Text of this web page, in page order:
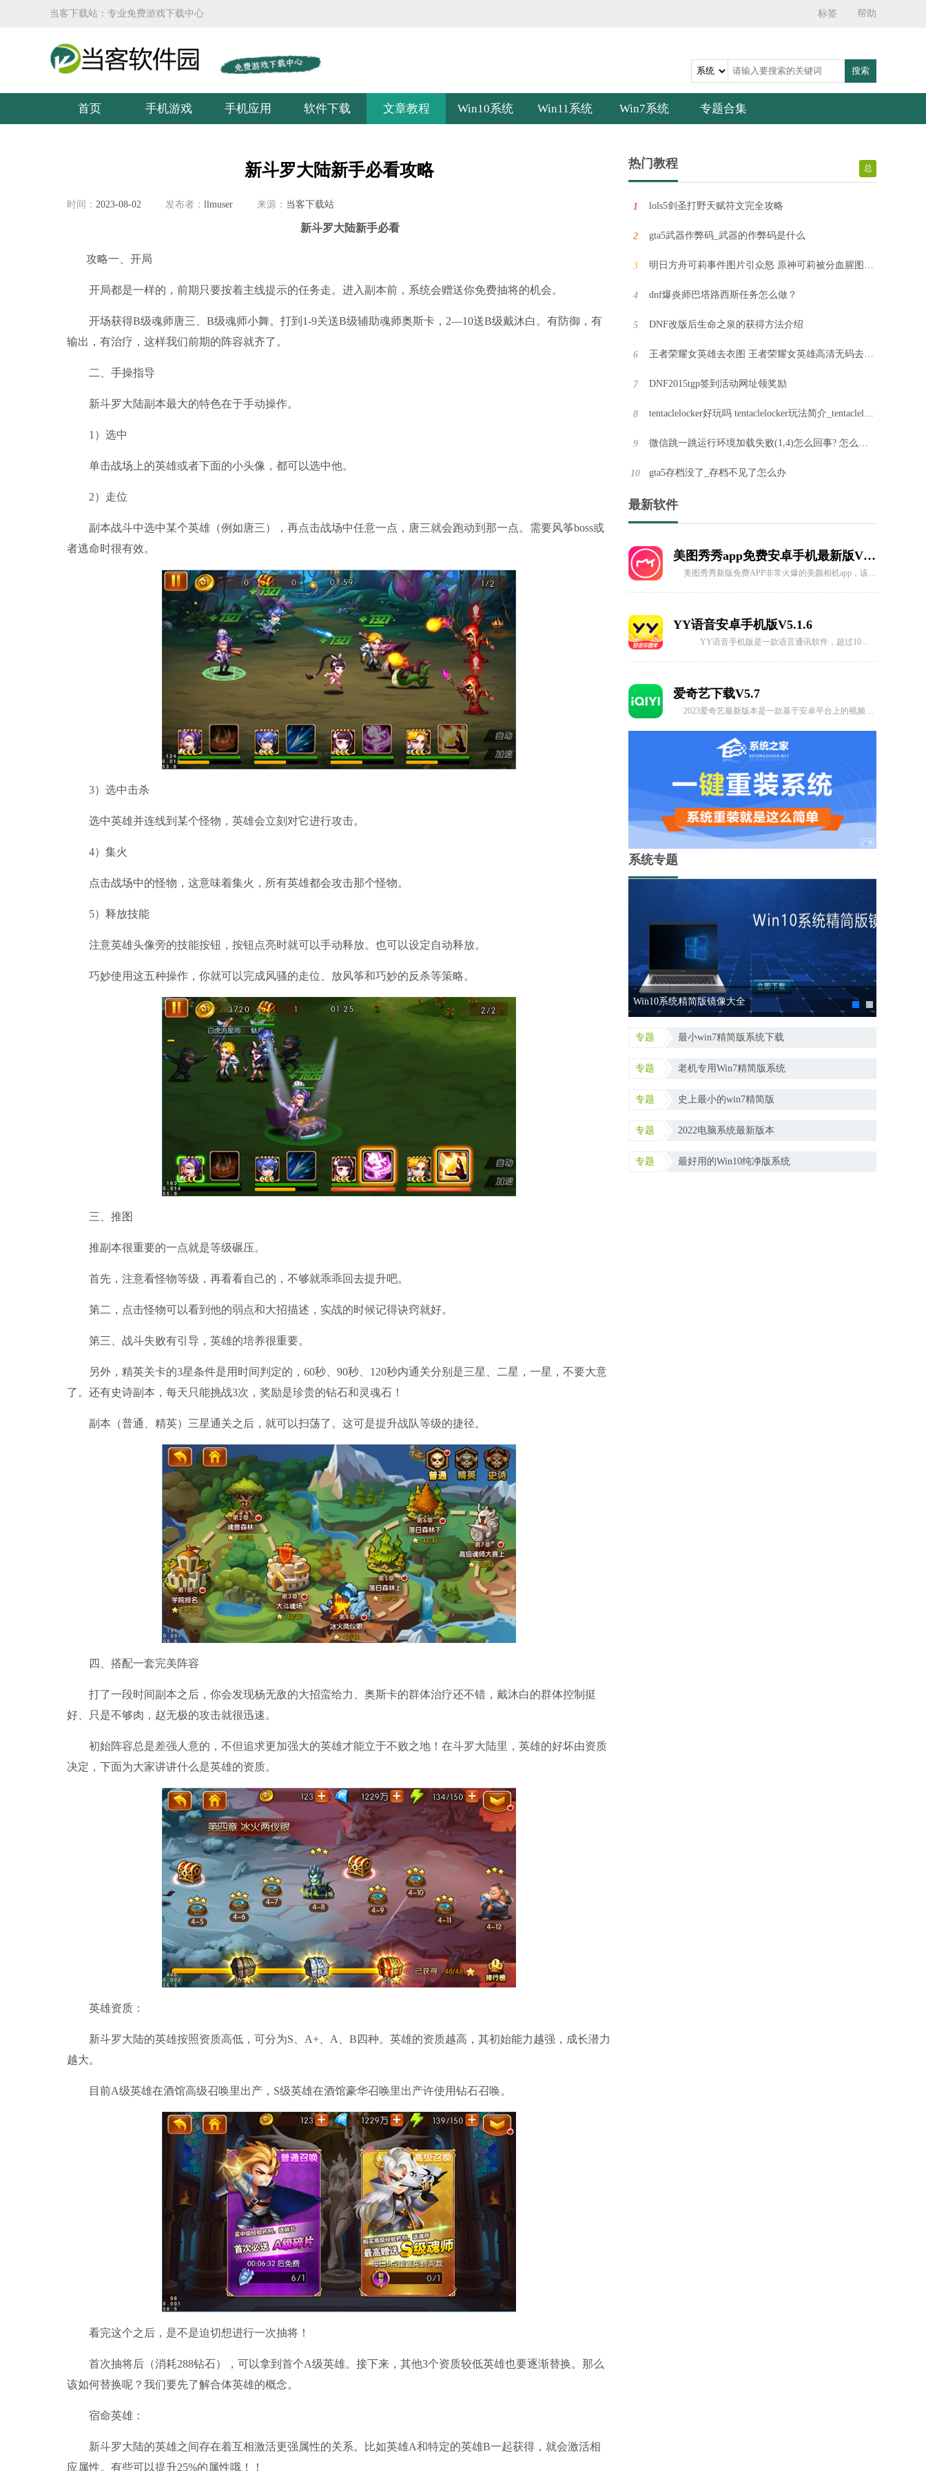
当客下载站：专业免费游戏下载中心 标签 帮助
搜索
首页 手机游戏 手机应用 软件下载 文章教程 Win10系统 Win11系统 Win7系统 专题合集
新斗罗大陆新手必看攻略
时间： 2023-08-02 发布者： llmuser 来源： 当客下载站
新斗罗大陆新手必看
攻略一、开局
开局都是一样的，前期只要按着主线提示的任务走。进入副本前，系统会赠送你免费抽将的机会。
开场获得B级魂师唐三、B级魂师小舞。打到1-9关送B级辅助魂师奥斯卡，2—10送B级戴沐白。有防御，有
输出，有治疗，这样我们前期的阵容就齐了。
二、手操指导
新斗罗大陆副本最大的特色在于手动操作。
1）选中
单击战场上的英雄或者下面的小头像，都可以选中他。
2）走位
副本战斗中选中某个英雄（例如唐三），再点击战场中任意一点，唐三就会跑动到那一点。需要风筝boss或
者逃命时很有效。
3）选中击杀
选中英雄并连线到某个怪物，英雄会立刻对它进行攻击。
4）集火
点击战场中的怪物，这意味着集火，所有英雄都会攻击那个怪物。
5）释放技能
注意英雄头像旁的技能按钮，按钮点亮时就可以手动释放。也可以设定自动释放。
巧妙使用这五种操作，你就可以完成风骚的走位、放风筝和巧妙的反杀等策略。
三、推图
推副本很重要的一点就是等级碾压。
首先，注意看怪物等级，再看看自己的，不够就乖乖回去提升吧。
第二，点击怪物可以看到他的弱点和大招描述，实战的时候记得诀窍就好。
第三、战斗失败有引导，英雄的培养很重要。
另外，精英关卡的3星条件是用时间判定的，60秒、90秒、120秒内通关分别是三星、二星，一星，不要大意
了。还有史诗副本，每天只能挑战3次，奖励是珍贵的钻石和灵魂石！
副本（普通、精英）三星通关之后，就可以扫荡了。这可是提升战队等级的捷径。
四、搭配一套完美阵容
打了一段时间副本之后，你会发现杨无敌的大招蛮给力、奥斯卡的群体治疗还不错，戴沐白的群体控制挺
好、只是不够肉，赵无极的攻击就很迅速。
初始阵容总是差强人意的，不但追求更加强大的英雄才能立于不败之地！在斗罗大陆里，英雄的好坏由资质
决定，下面为大家讲讲什么是英雄的资质。
英雄资质：
新斗罗大陆的英雄按照资质高低，可分为S、A+、A、B四种。英雄的资质越高，其初始能力越强，成长潜力
越大。
目前A级英雄在酒馆高级召唤里出产，S级英雄在酒馆豪华召唤里出产许使用钻石召唤。
看完这个之后，是不是迫切想进行一次抽将！
首次抽将后（消耗288钻石），可以拿到首个A级英雄。接下来，其他3个资质较低英雄也要逐渐替换。那么
该如何替换呢？我们要先了解合体英雄的概念。
宿命英雄：
新斗罗大陆的英雄之间存在着互相激活更强属性的关系。比如英雄A和特定的英雄B一起获得，就会激活相
应属性。有些可以提升25%的属性哦！！
热门教程 总
1 lols5剑圣打野天赋符文完全攻略
2 gta5武器作弊码_武器的作弊码是什么
3 明日方舟可莉事件图片引众怒 原神可莉被分血腥图流出
4 dnf爆炎师巴塔路西斯任务怎么做？
5 DNF改版后生命之泉的获得方法介绍
6 王者荣耀女英雄去衣图 王者荣耀女英雄高清无码去衣图【图】
7 DNF2015tgp签到活动网址领奖励
8 tentaclelocker好玩吗 tentaclelocker玩法简介_tentaclelocker
9 微信跳一跳运行环境加载失败(1,4)怎么回事? 怎么解决?
10 gta5存档没了_存档不见了怎么办
最新软件
拳皇99安卓版
美图秀秀新版免费APP非常火爆的美颜相机app，该软件拥有强大的功能，可以帮助用户自动修图、去水印、家滤镜，满足用户的各种需求，是手机装机必备的软件之一，有需要的可以下载体验
YY语音安卓手机版V5.1.6
拳皇2000手机版
超级玛丽手机无限命版
美图秀秀app免费安卓手机最新版V7.3.5
美图秀秀新版免费APP非常火爆的美颜相机app，该软件拥有强大的功能，可以帮助用户自动修图、去水印、家滤镜，满足用户的各种需求，是手机装机必备的软件之一，有需要的可以下载体验
YY语音安卓手机版V5.1.6
YY语音手机版是一款语言通讯软件，超过10亿用户的忠实选择，该软件基于Internet团队语音通信平台，功能强大、音质清晰、安全稳定、不占资源、反响良好获得了广大用户的拥护和喜爱，开黑，组队，刷副本等等都会第一时间想到它。
爱奇艺下载V5.7
2023爱奇艺最新版本是一款基于安卓平台上的视频播放软件，覆盖了各大主流视频网站最热门、最经典的视频内容，支持搜索功能，快速找到自己想看的内容，手机必备追剧神器，大家快快来下载体验吧!
系统专题
2022最新Win10纯净版系统 Win10系统精简版镜像大全 最稳定的Win11游戏定制版合集
专题 最小win7精简版系统下载
专题 老机专用Win7精简版系统
专题 史上最小的win7精简版
专题 2022电脑系统最新版本
专题 最好用的Win10纯净版系统